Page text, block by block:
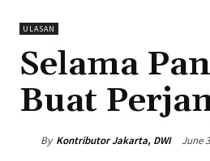
ULASAN
Selama
Buat
By Kontributor Jakarta, DWI June